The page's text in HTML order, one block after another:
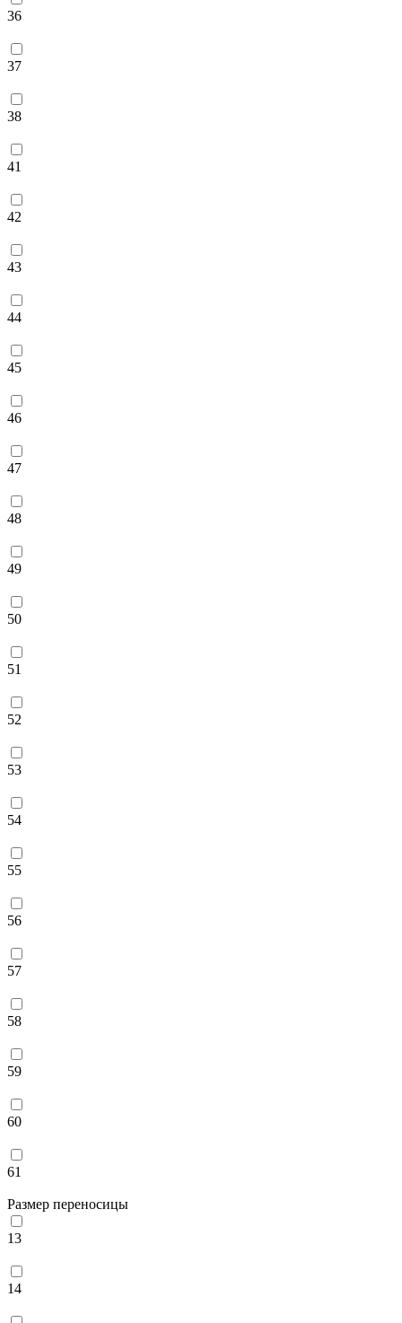
36
37
38
41
42
43
44
45
46
47
48
49
50
51
52
53
54
55
56
57
58
59
60
61
Размер переносицы
13
14